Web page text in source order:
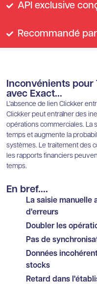
API exclusive
Recommandé
Inconvénients
avec Exact...
L'absence de lien Clickker
Clickker peut entraîner des
opérations commerciales. La
temps et augmente la
systèmes. Le traitement des
les rapports financiers
temps.
En bref....
La saisie
d'erreurs
Doubler les
Pas de
Données
stocks
Retard dans